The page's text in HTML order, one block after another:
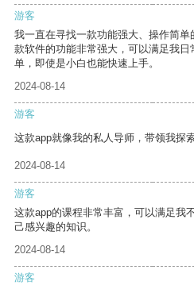
游客
我一直在寻找一款功能强大、操作简
款软件的功能非常强大，可以满足我
单，即使是小白也能快速上手。
2024-08-14
游客
这款app就像我的私人导师，带领我探
2024-08-14
游客
这款app的课程非常丰富，可以满足我
己感兴趣的知识。
2024-08-14
游客